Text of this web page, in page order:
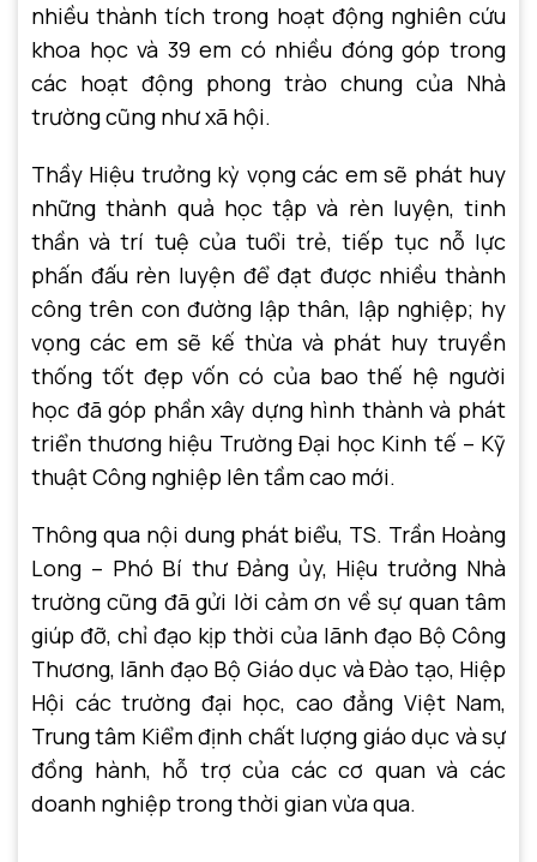
nhiều thành tích trong hoạt động nghiên cứu
khoa học và 39 em có nhiều đóng góp trong
các hoạt động phong trào chung của Nhà
trường cũng như xã hội.
Thầy Hiệu trưởng kỳ vọng các em sẽ phát huy
những thành quả học tập và rèn luyện, tinh
thần và trí tuệ của tuổi trẻ, tiếp tục nỗ lực
phấn đấu rèn luyện để đạt được nhiều thành
công trên con đường lập thân, lập nghiệp; hy
vọng các em sẽ kế thừa và phát huy truyền
thống tốt đẹp vốn có của bao thế hệ người
học đã góp phần xây dựng hình thành và phát
triển thương hiệu Trường Đại học Kinh tế – Kỹ
thuật Công nghiệp lên tầm cao mới.
Thông qua nội dung phát biểu, TS. Trần Hoàng
Long – Phó Bí thư Đảng ủy, Hiệu trưởng Nhà
trường cũng đã gửi lời cảm ơn về sự quan tâm
giúp đỡ, chỉ đạo kịp thời của lãnh đạo Bộ Công
Thương, lãnh đạo Bộ Giáo dục và Đào tạo, Hiệp
Hội các trường đại học, cao đẳng Việt Nam,
Trung tâm Kiểm định chất lượng giáo dục và sự
đồng hành, hỗ trợ của các cơ quan và các
doanh nghiệp trong thời gian vừa qua.